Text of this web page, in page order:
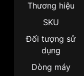
Thương hiệu
SKU
Đối tượng sử
dụng
Dòng máy